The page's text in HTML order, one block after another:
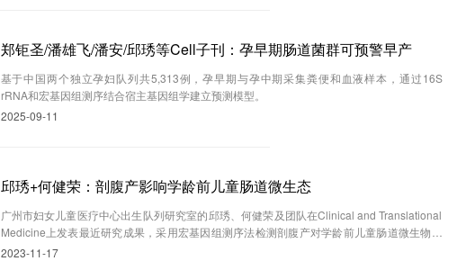
郑钜圣/潘雄飞/潘安/邱琇等Cell子刊：孕早期肠道菌群可预警早产
基于中国两个独立孕妇队列共5,313例，孕早期与孕中期采集粪便和血液样本，通过16S
rRNA和宏基因组测序结合宿主基因组学建立预测模型。
2025-09-11
邱琇+何健荣：剖腹产影响学龄前儿童肠道微生态
广州市妇女儿童医疗中心出生队列研究室的邱琇、何健荣及团队在Clinical and Translational
Medicine上发表最近研究成果，采用宏基因组测序法检测剖腹产对学龄前儿童肠道微生物组
的影响，同时对菌群代谢功能进行检测，数据表明剖腹产或可引起梭菌属的显著富集，同时
2023-11-17